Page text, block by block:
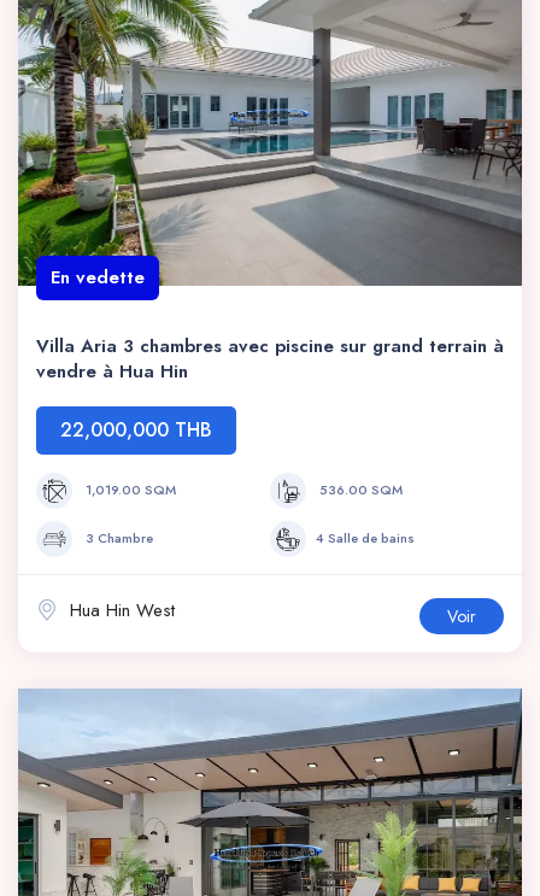
En vedette
Villa Aria 3 chambres avec piscine sur grand terrain à
vendre à Hua Hin
22,000,000 THB
1,019.00 SQM 536.00 SQM
3 Chambre 4 Salle de bains
Hua Hin West Voir